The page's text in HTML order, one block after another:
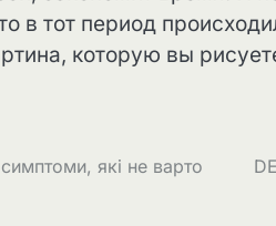
в тот период
которую вы
які не варто